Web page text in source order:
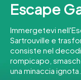
Città
Tour
Team Building
Escape
Immergetevi
Sartrouville e
consiste nel
rompicapo,
una minaccia ignota.